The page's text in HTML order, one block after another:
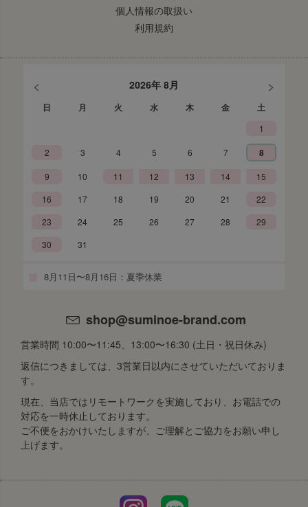
個人情報の取扱い
利用規約
< 2026年 8月 >
日 月 火 水 木 金 土
1
2 3 4 5 6 7 8
9 10 11 12 13 14
15
16
17 18 19 20 21
22
23
24 25 26 27 28
29
30
31
8月11日〜8月16日：夏季休業
shop@suminoe-brand.com
営業時間 10:00〜11:45、13:00〜16:30 (土日・祝日休み)
返信につきましては、3営業日以内にさせていただいておりま
す。
現在、当店ではリモートワークを実施しており、お電話での
対応を一時休止しております。
ご不便をおかけいたしますが、ご理解とご協力をお願い申し
上げます。